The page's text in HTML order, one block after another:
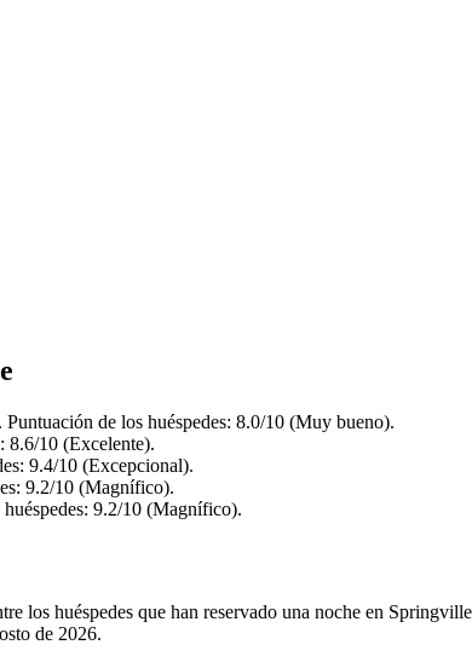
de los huéspedes: 8.0/10 (Muy bueno).
8.6/10 (Excelente).
9.4/10 (Excepcional).
9.2/10 (Magnífico).
9.2/10 (Magnífico).
los huéspedes que han reservado una noche en
de 2026.